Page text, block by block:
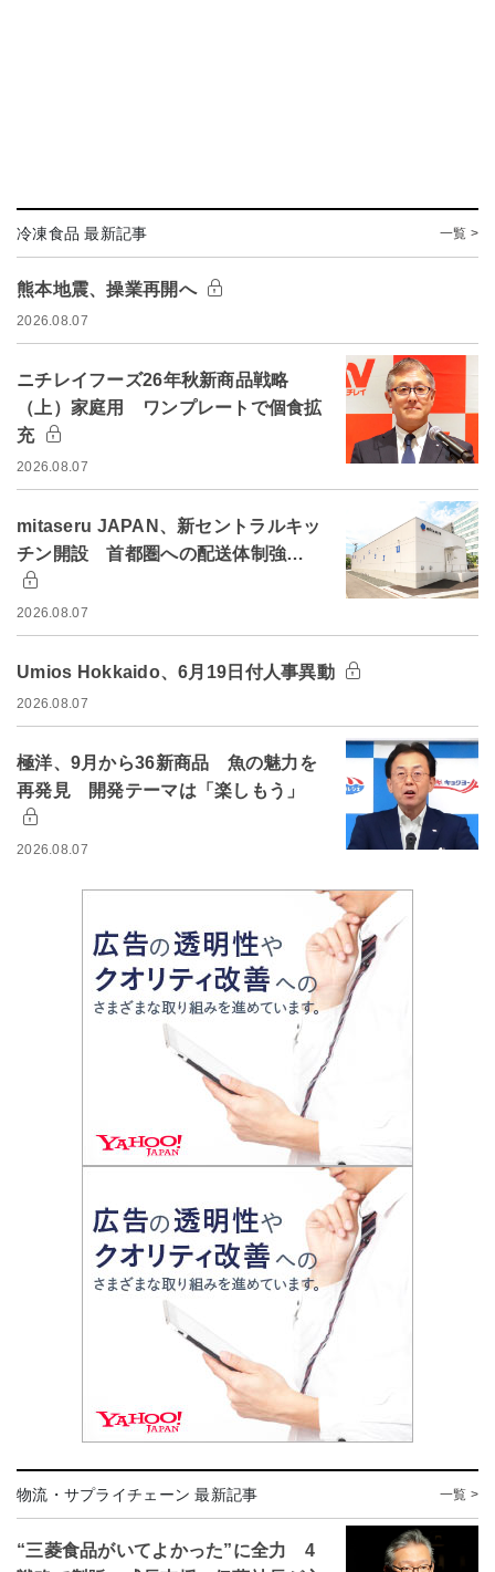
冷凍食品 最新記事 一覧 >
熊本地震、操業再開へ
2026.08.07
ニチレイフーズ26年秋新商品戦略
（上）家庭用 ワンプレートで個食拡
充
2026.08.07
mitaseru JAPAN、新セントラルキッ
チン開設 首都圏への配送体制強…
2026.08.07
Umios Hokkaido、6月19日付人事異動
2026.08.07
極洋、9月から36新商品 魚の魅力を
再発見 開発テーマは「楽しもう」
2026.08.07
物流・サプライチェーン 最新記事 一覧 >
“三菱食品がいてよかった”に全力 4